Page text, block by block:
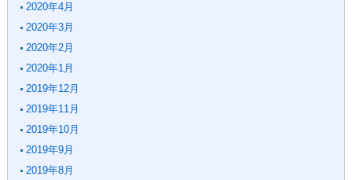
2020年4月
2020年3月
2020年2月
2020年1月
2019年12月
2019年11月
2019年10月
2019年9月
2019年8月